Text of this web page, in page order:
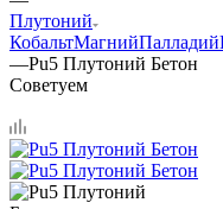
Плутоний
КобальтМагнийПалладий
—Pu5 Плутоний Бетон
Советуем